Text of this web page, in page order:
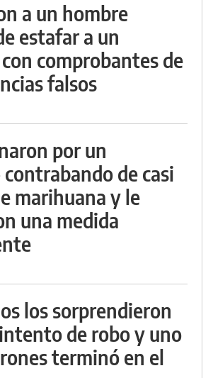
a un hombre
estafar a un
comprobantes de
falsos
por un
de casi
marihuana y le
una medida
los sorprendieron
de robo y uno
terminó en el